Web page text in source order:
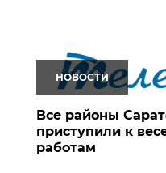
НОВОСТИ
Все районы
приступили к
работам